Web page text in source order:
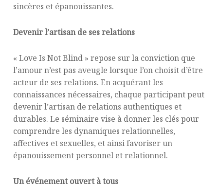
sincères et épanouissantes.
Devenir l’artisan de ses relations
« Love Is Not Blind » repose sur la conviction que
l’amour n’est pas aveugle lorsque l’on choisit d’être
acteur de ses relations. En acquérant les
connaissances nécessaires, chaque participant peut
devenir l’artisan de relations authentiques et
durables. Le séminaire vise à donner les clés pour
comprendre les dynamiques relationnelles,
affectives et sexuelles, et ainsi favoriser un
épanouissement personnel et relationnel.
Un événement ouvert à tous